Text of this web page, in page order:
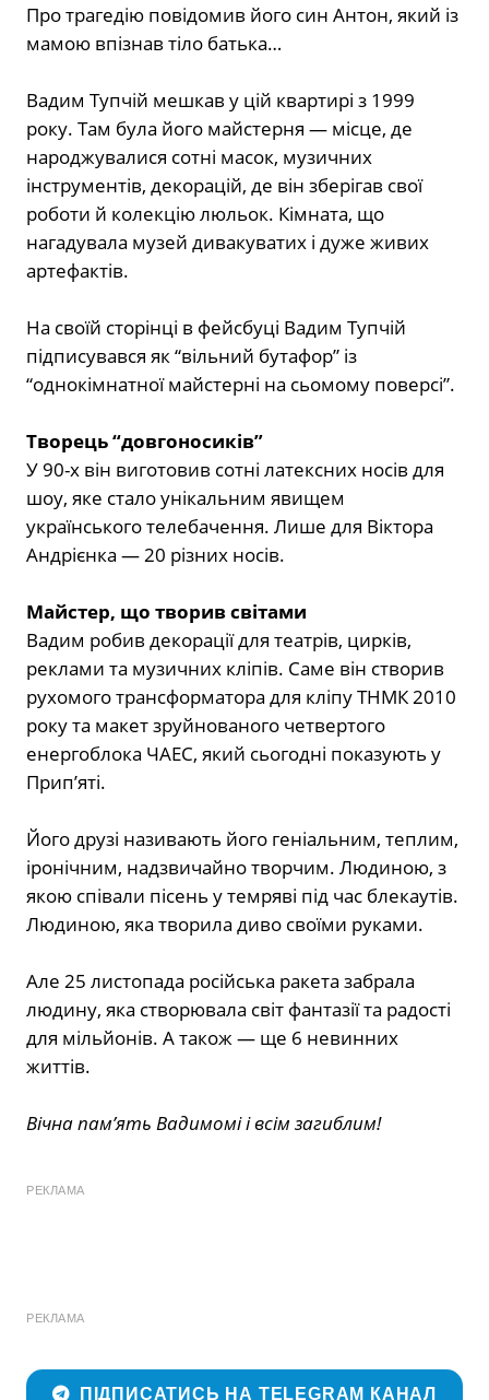
Про трагедію повідомив його син Антон, який із
мамою впізнав тіло батька…
Вадим Тупчій мешкав у цій квартирі з 1999
року. Там була його майстерня — місце, де
народжувалися сотні масок, музичних
інструментів, декорацій, де він зберігав свої
роботи й колекцію люльок. Кімната, що
нагадувала музей дивакуватих і дуже живих
артефактів.
На своїй сторінці в фейсбуці Вадим Тупчій
підписувався як “вільний бутафор” із
“однокімнатної майстерні на сьомому поверсі”.
Творець “довгоносиків”
У 90-х він виготовив сотні латексних носів для
шоу, яке стало унікальним явищем
українського телебачення. Лише для Віктора
Андрієнка — 20 різних носів.
Майстер, що творив світами
Вадим робив декорації для театрів, цирків,
реклами та музичних кліпів. Саме він створив
рухомого трансформатора для кліпу ТНМК 2010
року та макет зруйнованого четвертого
енергоблока ЧАЕС, який сьогодні показують у
Прип’яті.
Його друзі називають його геніальним, теплим,
іронічним, надзвичайно творчим. Людиною, з
якою співали пісень у темряві під час блекаутів.
Людиною, яка творила диво своїми руками.
Але 25 листопада російська ракета забрала
людину, яка створювала світ фантазії та радості
для мільйонів. А також — ще 6 невинних
життів.
Вічна памʼять Вадимомі і всім загиблим!
РЕКЛАМА
РЕКЛАМА
ПІДПИСАТИСЬ НА TELEGRAM КАНАЛ